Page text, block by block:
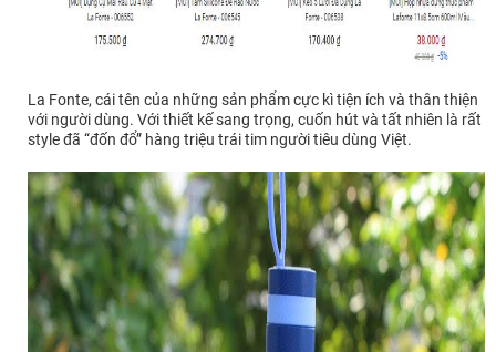
La Fonte, cái tên của những sản phẩm cực kì tiện ích và thân thiện
với người dùng. Với thiết kế sang trọng, cuốn hút và tất nhiên là rất
style đã “đốn đổ” hàng triệu trái tim người tiêu dùng Việt.